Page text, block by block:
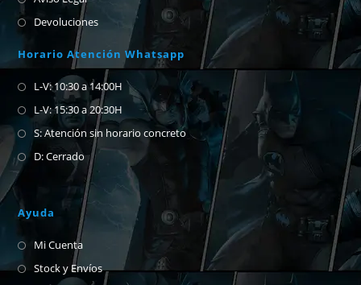
Devoluciones
Horario Atención Whatsapp
L-V: 10:30 a 14:00H
L-V: 15:30 a 20:30H
S: Atención sin horario concreto
D: Cerrado
Ayuda
Mi Cuenta
Stock y Envíos